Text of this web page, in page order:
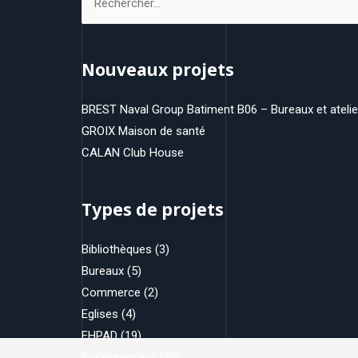
Nouveaux projets
BREST Naval Group Batiment B06 – Bureaux et
GROIX Maison de santé
CALAN Club House
Types de projets
Bibliothèques (3)
Bureaux (5)
Commerce (2)
Eglises (4)
EHPAD(19)